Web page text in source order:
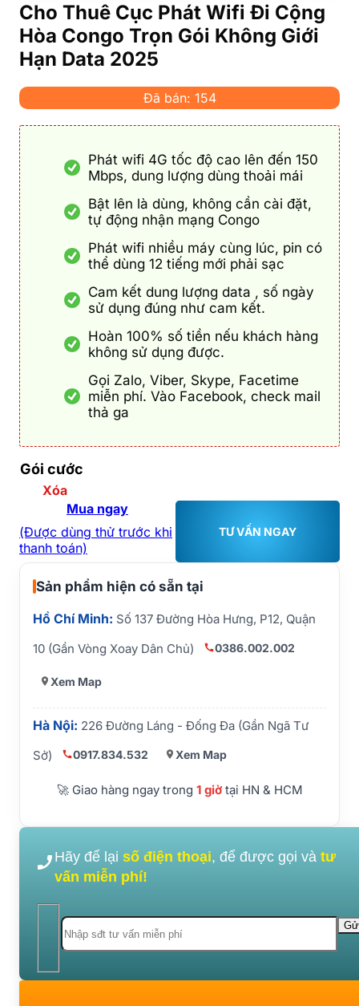
Cho Thuê Cục Phát Wifi Đi Cộng
Hòa Congo Trọn Gói Không Giới
Hạn Data 2025
Đã bán: 154
Phát wifi 4G tốc độ cao lên đến 150
Mbps, dung lượng dùng thoải mái
Bật lên là dùng, không cần cài đặt,
tự động nhận mạng Congo
Phát wifi nhiều máy cùng lúc, pin có
thể dùng 12 tiếng mới phải sạc
Cam kết dung lượng data , số ngày
sử dụng đúng như cam kết.
Hoàn 100% số tiền nếu khách hàng
không sử dụng được.
Gọi Zalo, Viber, Skype, Facetime
miễn phí. Vào Facebook, check mail
thả ga
Gói cước
Xóa
Mua ngay
(Được dùng thử trước khi
thanh toán)
TƯ VẤN NGAY
Sản phẩm hiện có sẵn tại
Hồ Chí Minh: Số 137 Đường Hòa Hưng, P12, Quận
10 (Gần Vòng Xoay Dân Chủ)
0386.002.002
Xem Map
Hà Nội: 226 Đường Láng - Đống Đa (Gần Ngã Tư
Sở)
0917.834.532 Xem Map
🚀 Giao hàng ngay trong 1 giờtại HN & HCM
Hãy để lại số điện thoại, để được gọi và tư
vấn miễn phí!